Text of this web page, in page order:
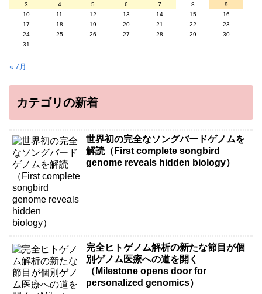
3
4 5 6 7 8
9
10
11 12 13 14 15
16
17
18 19 20 21 22
23
24
25 26 27 28 29
30
31
« 7月
カテゴリの新着
世界初の完全なソングバードゲノムを
解読（First complete songbird
genome reveals hidden biology）
完全ヒトゲノム解析の新たな節目が個
別ゲノム医療への道を開く
（Milestone opens door for
personalized genomics）